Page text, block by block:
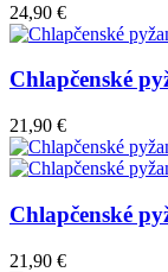
24,90 €
Chlapčenské
21,90 €
Chlapčenské
21,90 €